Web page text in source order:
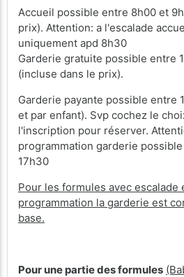
Accueil possible entre 8h00 et
prix). Attention: a l'escalade
uniquement apd 8h30
Garderie gratuite possible entre
(incluse dans le prix).
Garderie payante possible entre
et par enfant). Svp cochez le
l'inscription pour réserver.
programmation garderie
17h30
Pour les formules avec escalade
programmation la garderie est
base.
Pour une partie des formules